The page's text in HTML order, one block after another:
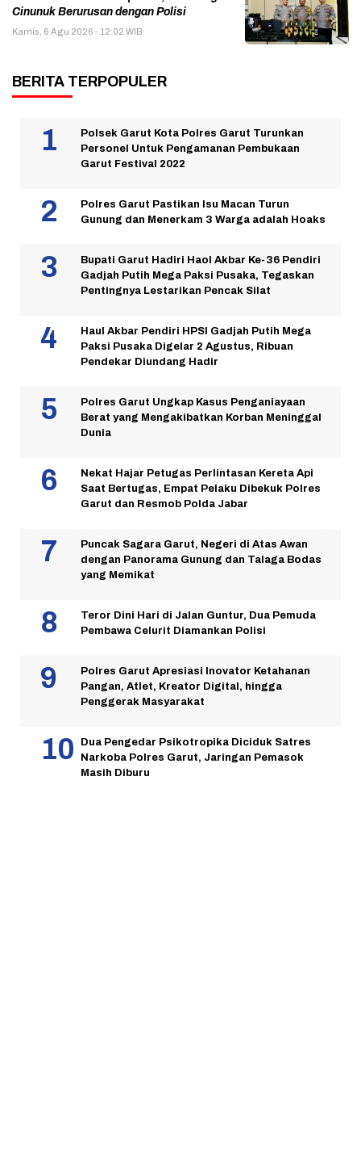
Cinunuk Berurusan dengan Polisi
Kamis, 6 Agu 2026 - 12:02 WIB
BERITA TERPOPULER
Polsek Garut Kota Polres Garut Turunkan
Personel Untuk Pengamanan Pembukaan
Garut Festival 2022
Polres Garut Pastikan Isu Macan Turun
Gunung dan Menerkam 3 Warga adalah Hoaks
Bupati Garut Hadiri Haol Akbar Ke-36 Pendiri
Gadjah Putih Mega Paksi Pusaka, Tegaskan
Pentingnya Lestarikan Pencak Silat
Haul Akbar Pendiri HPSI Gadjah Putih Mega
Paksi Pusaka Digelar 2 Agustus, Ribuan
Pendekar Diundang Hadir
Polres Garut Ungkap Kasus Penganiayaan
Berat yang Mengakibatkan Korban Meninggal
Dunia
Nekat Hajar Petugas Perlintasan Kereta Api
Saat Bertugas, Empat Pelaku Dibekuk Polres
Garut dan Resmob Polda Jabar
Puncak Sagara Garut, Negeri di Atas Awan
dengan Panorama Gunung dan Talaga Bodas
yang Memikat
Teror Dini Hari di Jalan Guntur, Dua Pemuda
Pembawa Celurit Diamankan Polisi
Polres Garut Apresiasi Inovator Ketahanan
Pangan, Atlet, Kreator Digital, hingga
Penggerak Masyarakat
Dua Pengedar Psikotropika Diciduk Satres
Narkoba Polres Garut, Jaringan Pemasok
Masih Diburu